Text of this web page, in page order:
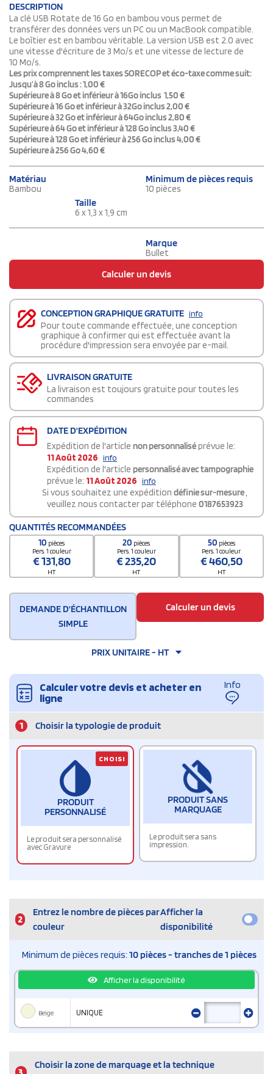
DESCRIPTION
La clé USB Rotate de 16 Go en bambou vous permet de
transférer des données vers un PC ou un MacBook compatible.
Le boîtier est en bambou véritable. La version USB est 2.0 avec
une vitesse d'écriture de 3 Mo/s et une vitesse de lecture de
10 Mo/s.
Les prix comprennent les taxes SORECOP et éco-taxe comme suit:
Jusqu’à 8 Go inclus : 1,00 €
Supérieure à 8 Go et inférieur à 16Go inclus 1,50 €
Supérieure à 16 Go et inférieur à 32Go inclus 2,00 €
Supérieure à 32 Go et inférieur à 64Go inclus 2,80 €
Supérieure à 64 Go et inférieur à 128 Go inclus 3,40 €
Supérieure à 128 Go et inférieur à 256 Go inclus 4,00 €
Supérieure à 256 Go 4,60 €
Matériau
Bambou
Minimum de pièces requis
10 pièces
Taille
6 x 1,3 x 1,9 cm
Marque
Bullet
Calculer un devis
CONCEPTION GRAPHIQUE GRATUITE info
Pour toute commande effectuée, une conception
graphique à confirmer qui est effectuée avant la
procédure d'impression sera envoyée par e-mail.
LIVRAISON GRATUITE
La livraison est toujours gratuite pour toutes les
commandes
DATE D'EXPÉDITION
Expédition de l'article non personnaliséprévue le:
11 Août 2026 info
Expédition de l'article personnalisé avec tampographie
prévue le: 11 Août 2026 info
Si vous souhaitez une expédition définie sur-mesure,
veuillez nous contacter par téléphone 0187653923
QUANTITÉS RECOMMANDÉES
10 pièces
Pers. 1 couleur
€131,80
HT
20 pièces
Pers. 1 couleur
€235,20
HT
50 pièces
Pers. 1 couleur
€460,50
HT
DEMANDE D'ÉCHANTILLON
SIMPLE
Calculer un devis
PRIX UNITAIRE - HT
Calculer votre devis et acheter en
ligne
Info
1 Choisir la typologie de produit
PRODUIT
PERSONNALISÉ
Le produit sera personnalisé
avec Gravure
CHOISI
PRODUIT SANS
MARQUAGE
Le produit sera sans
impression.
2
Entrez le nombre de pièces par
couleur
Afficher la
disponibilité
Minimum de pièces requis: 10 pièces - tranches de 1 pièces
Afficher la disponibilité
Beige UNIQUE
Choisir la zone de marquage et la technique